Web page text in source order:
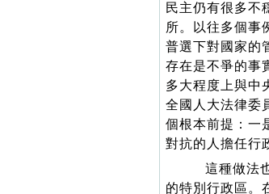
民主仍有很多不
所。以往多個事
普選下對國家的
存在是不爭的事
多大程度上與中
全國人大法律委
個根本前提：一
對抗的人擔任行
這種做法
的特別行政區。